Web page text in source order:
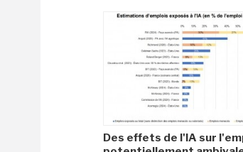
Des effets de l'IA sur